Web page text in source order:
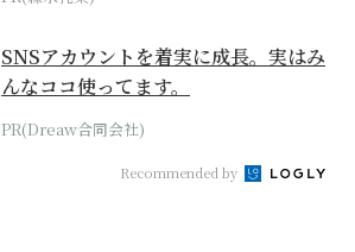
SNSアカウントを着実に成長。実はみ
んなココ使ってます。
PR(Dreaw合同会社)
Recommended by